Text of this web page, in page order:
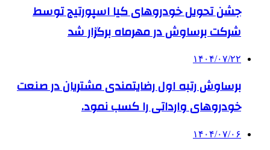
جشن تحویل خودروهای کیا اسپورتیج توسط
شرکت برساوش در مهرماه برگزار شد
۱۴۰۴/۰۷/۲۲
برساوش رتبه اول رضایتمندی مشتریان در صنعت
خودروهای وارداتی را کسب نمود.
۱۴۰۴/۰۷/۰۶